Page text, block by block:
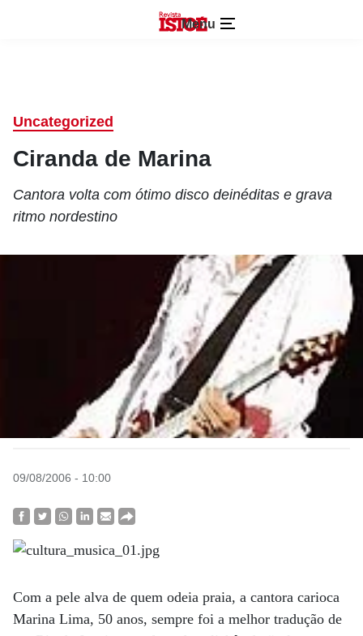
Menu
Uncategorized
Ciranda de Marina
Cantora volta com ótimo disco deinéditas e grava
ritmo nordestino
09/08/2006 - 10:00
Com a pele alva de quem odeia praia, a cantora carioca
Marina Lima, 50 anos, sempre foi a melhor tradução de